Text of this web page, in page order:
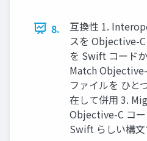
8.
互換性 1.
スを Objective-
を Swift コード
Match
ファイルを ひと
在して併用 3.
Objective-C コ
Swift らしい構